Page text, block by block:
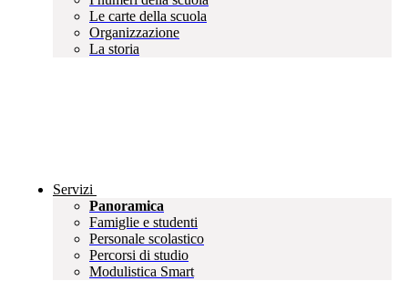
Le carte della scuola
Organizzazione
La storia
Servizi
Panoramica
Famiglie e studenti
Personale scolastico
Percorsi di studio
Modulistica Smart